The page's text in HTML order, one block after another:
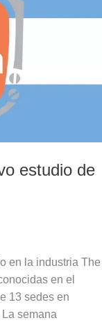
estudio de
en la industria The
en el
13 sedes en
semana